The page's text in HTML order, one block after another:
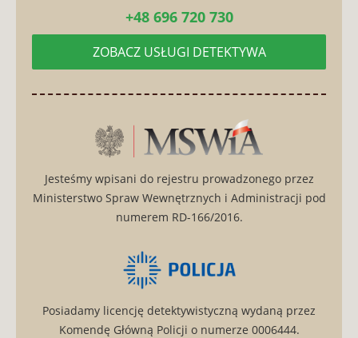
ZOBACZ USŁUGI DETEKTYWA
Jesteśmy wpisani do rejestru prowadzonego przez
Ministerstwo Spraw Wewnętrznych i Administracji pod
numerem RD-166/2016.
Posiadamy licencję detektywistyczną wydaną przez
Komendę Główną Policji o numerze 0006444.